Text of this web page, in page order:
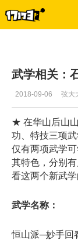
武学相关：
2018-09-06 弦大
★ 在华山后山
功、特技三项
仅有两项武学
其特色，分别
看这两个新武学
武学名称：
恒山派─妙手回